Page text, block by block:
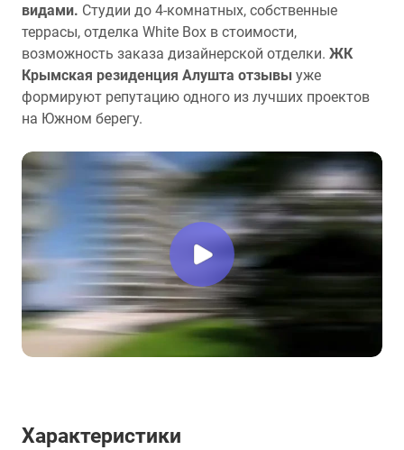
видами. Студии до 4-комнатных, собственные
террасы, отделка White Box в стоимости,
возможность заказа дизайнерской отделки. ЖК
Крымская резиденция Алушта отзывы уже
формируют репутацию одного из лучших проектов
на Южном берегу.
Характеристики